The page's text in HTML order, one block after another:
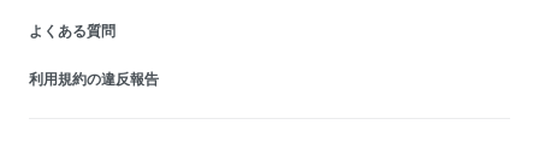
よくある質問
利用規約の違反報告